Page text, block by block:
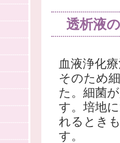
透析液
血液浄化
そのため
た。細菌
す。培地
れるとき
す。